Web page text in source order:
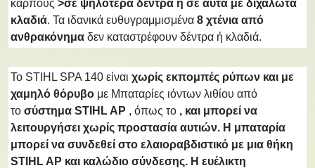
καρπούς >σε ψηλότερα δέντρα ή σε αυτά με διχαλωτά
κλαδιά. Τα ιδανικά ευθυγραμμισμένα 8 χτένια από
ανθρακόνημα δεν καταστρέφουν δέντρα ή κλαδιά.
Το STIHL SPA 140 είναι χωρίς εκπομπές ρύπων και με
χαμηλό θόρυβο με Μπαταρίες ιόντων λιθίου από
το σύστημα STIHL AP , όπως το , και μπορεί να
λειτουργήσει χωρίς προστασία αυτιών. Η μπαταρία
μπορεί να συνδεθεί στο ελαιοραβδιστικό με μια θήκη
STIHL AP και καλώδιο σύνδεσης. Η ευέλικτη